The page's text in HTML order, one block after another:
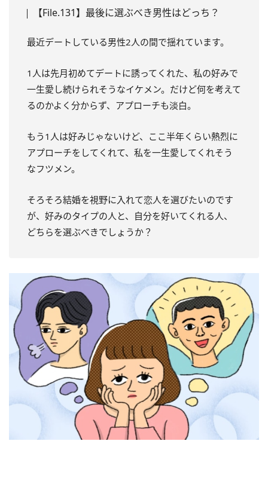
【File.131】最後に選ぶべき男性はどっち？
最近デートしている男性2人の間で揺れています。
1人は先月初めてデートに誘ってくれた、私の好みで
一生愛し続けられそうなイケメン。だけど何を考えて
るのかよく分からず、アプローチも淡白。
もう1人は好みじゃないけど、ここ半年くらい熱烈に
アプローチをしてくれて、私を一生愛してくれそう
なフツメン。
そろそろ結婚を視野に入れて恋人を選びたいのです
が、好みのタイプの人と、自分を好いてくれる人、
どちらを選ぶべきでしょうか？